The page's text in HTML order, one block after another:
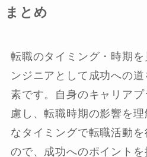
まとめ
転職のタイミング・時期
ンジニアとして成功への
素です。自身のキャリア
慮し、転職時期の影響を
なタイミングで転職活動
ので、成功へのポイント